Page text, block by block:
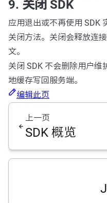
9. 关闭 SDK
应用退出或不再使用 SDK
关闭方法。关闭会释放连
文。
关闭 SDK 不会删除用户
地缓存写回服务端。
编辑此页
上一页
SDK 概览